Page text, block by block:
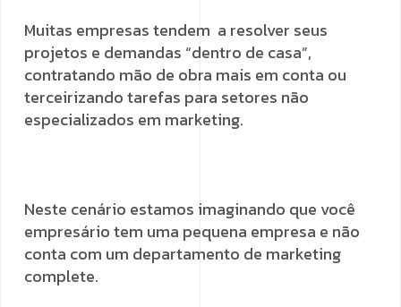
Muitas empresas tendem a resolver seus
projetos e demandas “dentro de casa”,
contratando mão de obra mais em conta ou
terceirizando tarefas para setores não
especializados em marketing.
Neste cenário estamos imaginando que você
empresário tem uma pequena empresa e não
conta com um departamento de marketing
complete.